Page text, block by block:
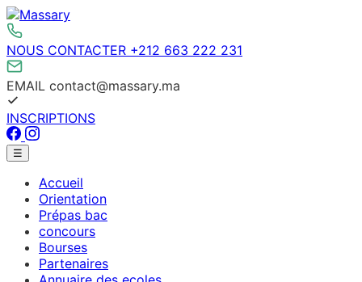
Aller
au
contenu
NOUS CONTACTER +212 663 222 231
EMAIL contact@massary.ma
INSCRIPTIONS
Facebook
Instagram
Menu
principal
☰
Accueil
Orientation
Prépas bac
concours
Bourses
Partenaires